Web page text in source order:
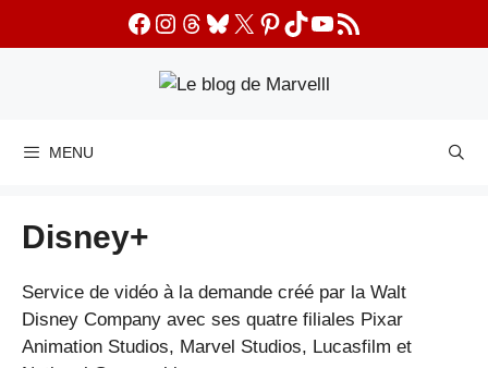
Facebook
Instagram
Threads
Bluesky
X Pinterest
TikTok
YouTube
Flux RSS
MENU
Disney+
Service de vidéo à la demande créé par la Walt
Disney Company avec ses quatre filiales Pixar
Animation Studios, Marvel Studios, Lucasfilm et